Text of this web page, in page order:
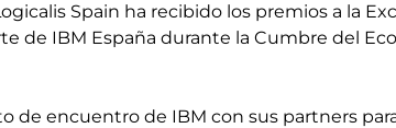
Spain ha recibido los premios a la
de IBM España durante la Cumbre del
de encuentro de IBM con sus partners